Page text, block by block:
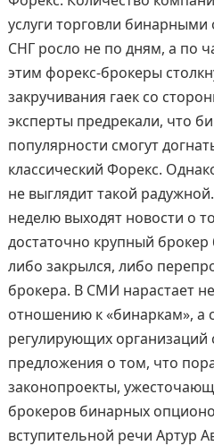
услуги торговли
СНГ росло не по дням, а по
этим форекс-брокеры
закручивания гаек со
эксперты предрекали, что
популярности смогут
классический Форекс.
не выглядит такой
неделю выходят новости о
достаточно крупный
либо закрылся, либо
брокера. В СМИ нарастает
отношению к «бинаркам», а
регулирующих организаций
предложения о том, что
законопроекты,
брокеров бинарных
вступительной речи Артур